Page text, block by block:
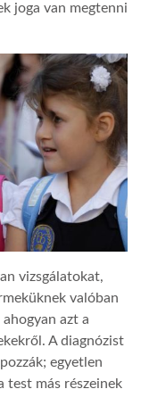
joga van megtenni
vizsgálatokat,
valóban
azt a
A diagnózist
egyetlen
test más részeinek